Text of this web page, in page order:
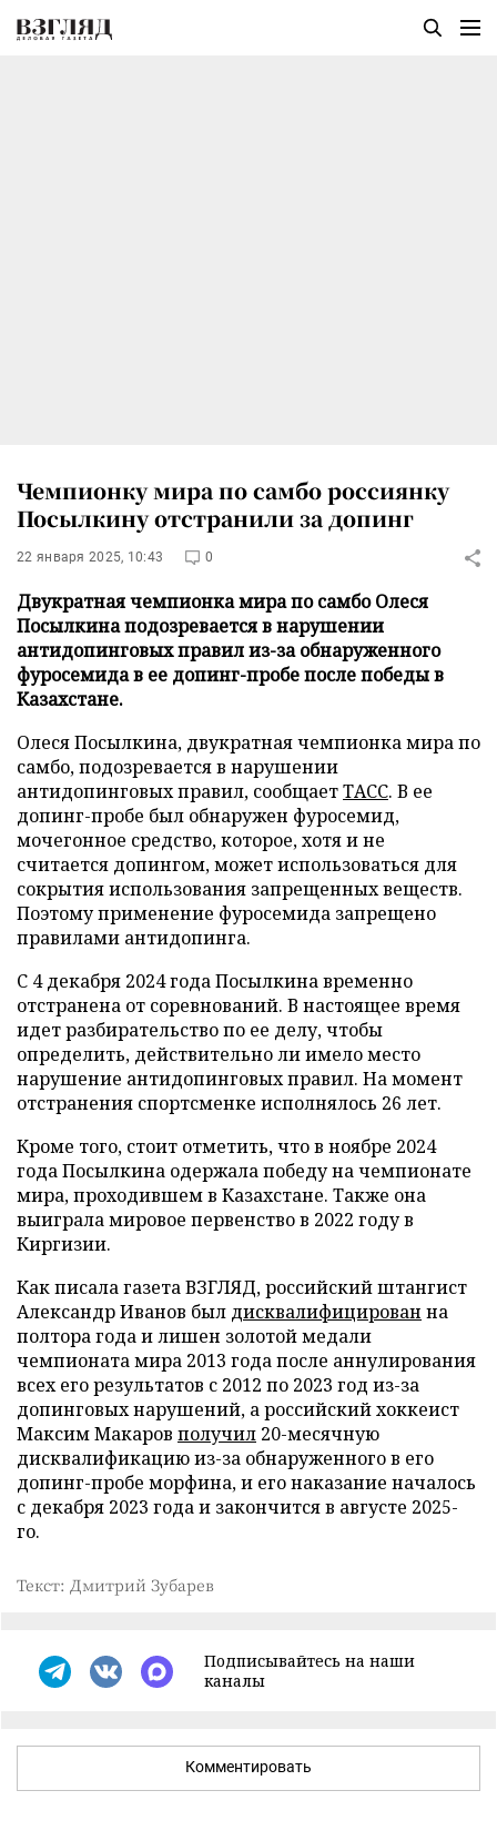
Чемпионку мира по самбо россиянку
Посылкину отстранили за допинг
22 января 2025, 10:43 0
Двукратная чемпионка мира по самбо Олеся
Посылкина подозревается в нарушении
антидопинговых правил из-за обнаруженного
фуросемида в ее допинг-пробе после победы в
Казахстане.
Олеся Посылкина, двукратная чемпионка мира по
самбо, подозревается в нарушении
антидопинговых правил, сообщаетТАСС. В ее
допинг-пробе был обнаружен фуросемид,
мочегонное средство, которое, хотя и не
считается допингом, может использоваться для
сокрытия использования запрещенных веществ.
Поэтому применение фуросемида запрещено
правилами антидопинга.
С 4 декабря 2024 года Посылкина временно
отстранена от соревнований. В настоящее время
идет разбирательство по ее делу, чтобы
определить, действительно ли имело место
нарушение антидопинговых правил. На момент
отстранения спортсменке исполнялось 26 лет.
Кроме того, стоит отметить, что в ноябре 2024
года Посылкина одержала победу на чемпионате
мира, проходившем в Казахстане. Также она
выиграла мировое первенство в 2022 году в
Киргизии.
Как писала газета ВЗГЛЯД, российский штангист
Александр Иванов был дисквалифицирован на
полтора года и лишен золотой медали
чемпионата мира 2013 года после аннулирования
всех его результатов с 2012 по 2023 год из-за
допинговых нарушений, а российский хоккеист
Максим Макаров получил 20-месячную
дисквалификацию из-за обнаруженного в его
допинг-пробе морфина, и его наказание началось
с декабря 2023 года и закончится в августе 2025-
го.
Текст: Дмитрий Зубарев
Подписывайтесь на наши
каналы
Комментировать